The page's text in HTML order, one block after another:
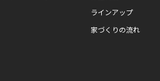
ラインアップ
家づくりの流れ